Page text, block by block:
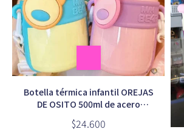
Botella térmica infantil OREJAS
DE OSITO 500ml de acero
inoxidable OX BEAR
$24.600